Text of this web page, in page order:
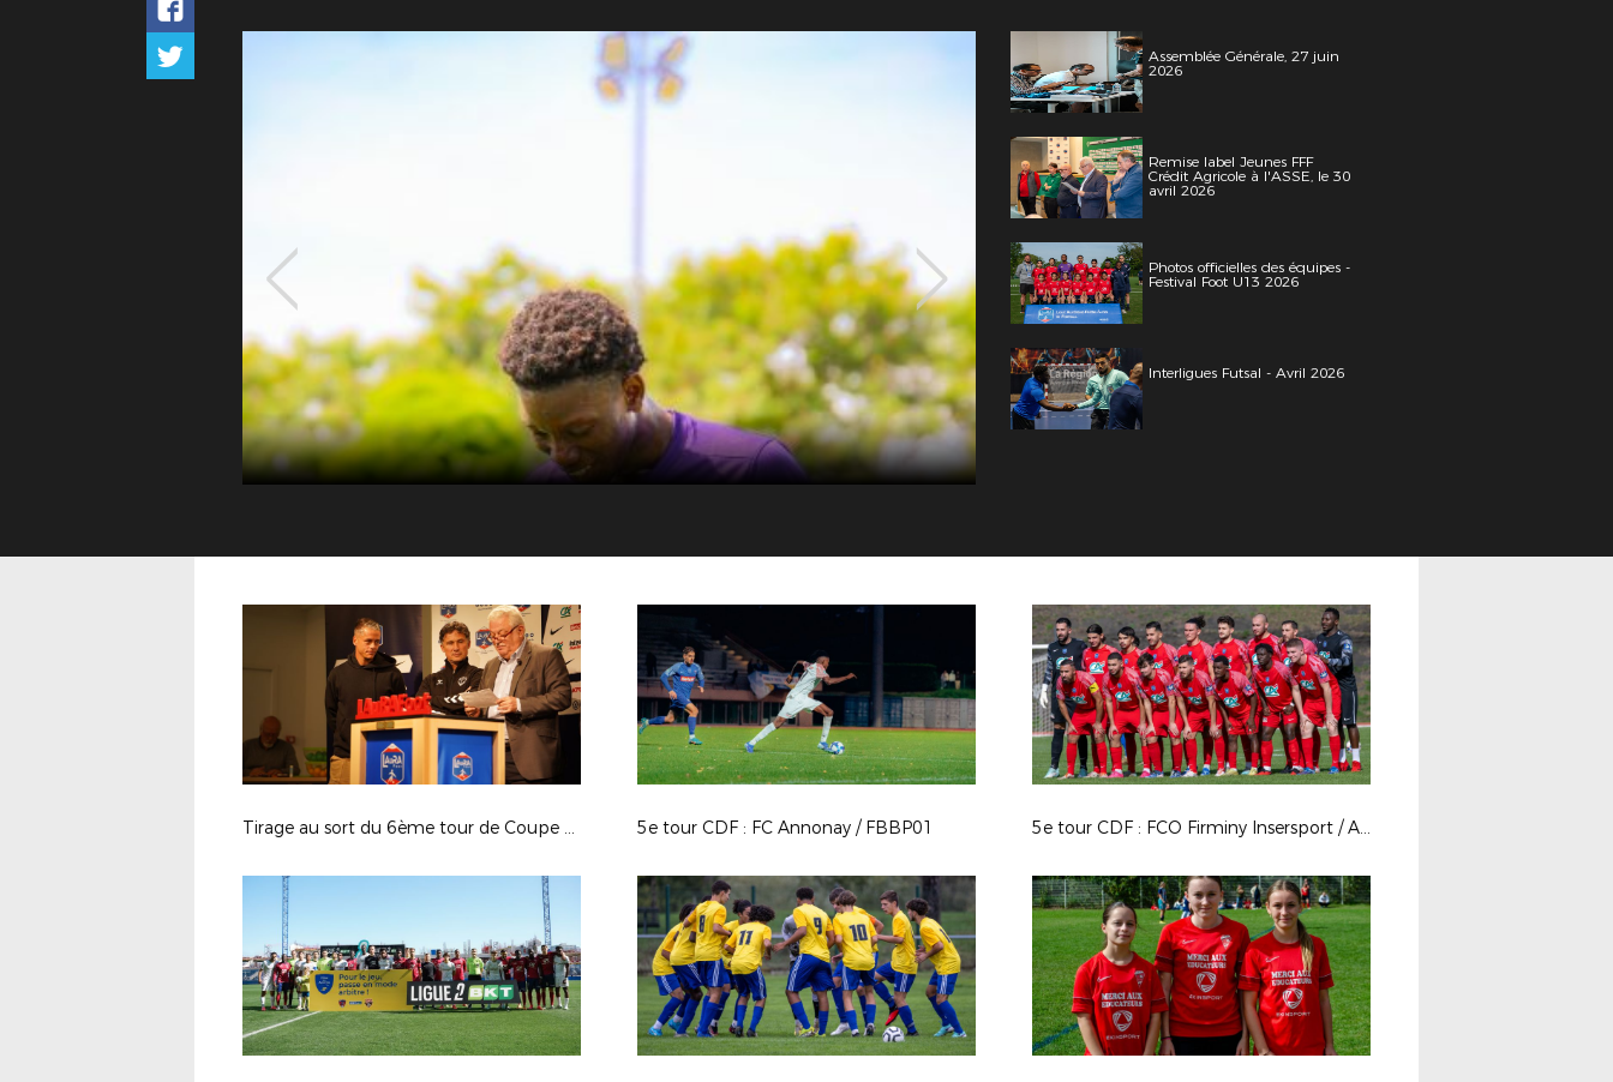
Assemblée Générale, 27 juin
2026
Remise label Jeunes FFF
Crédit Agricole à l'ASSE, le 30
avril 2026
Photos officielles des équipes -
Festival Foot U13 2026
Interligues Futsal - Avril 2026
Tirage au sort du 6ème tour de Coupe de France - 24/25 5e tour CDF : FC Annonay / FBBP01 5e tour CDF : FCO Firminy Insersport / AS Misérieux Trévoux